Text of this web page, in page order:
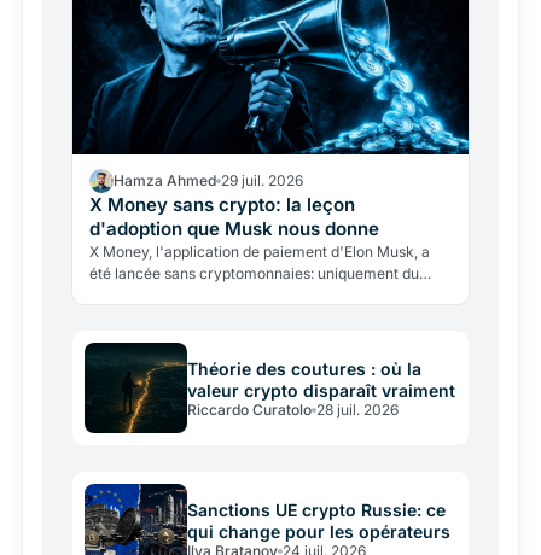
Hamza Ahmed 29 juil. 2026
X Money sans crypto: la leçon
d'adoption que Musk nous donne
X Money, l'application de paiement d'Elon Musk, a
été lancée sans cryptomonnaies: uniquement du
Théorie des coutures : où la
valeur crypto disparaît vraiment
Riccardo Curatolo 28 juil. 2026
Sanctions UE crypto Russie: ce
qui change pour les opérateurs
Ilya Bratanov 24 juil. 2026